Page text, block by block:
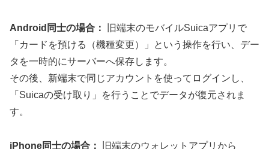
Android同士の場合：
旧端末のモバイルSuicaアプリで
「カードを預ける（機種変更）」という操作を行い、デー
タを一時的にサーバーへ保存します。
その後、新端末で同じアカウントを使ってログインし、
「Suicaの受け取り」を行うことでデータが復元されま
す。
iPhone同士の場合：
旧端末のウォレットアプリから